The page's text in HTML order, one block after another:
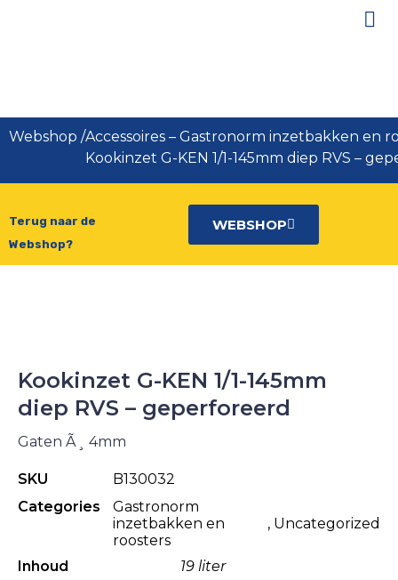
Webshop /Accessoires – Gastronorm inzetbakken en
Kookinzet G-KEN 1/1-145mm diep RVS –
Terug naar de
Webshop?
WEBSHOP
Kookinzet G-KEN 1/1-145mm
diep RVS – geperforeerd
Gaten Ã¸ 4mm
SKU
B130032
Categories
Gastronorm
inzetbakken en
roosters
, Uncategorized
Inhoud 19 liter